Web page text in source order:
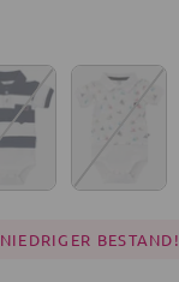
NIEDRIGER BESTAND!